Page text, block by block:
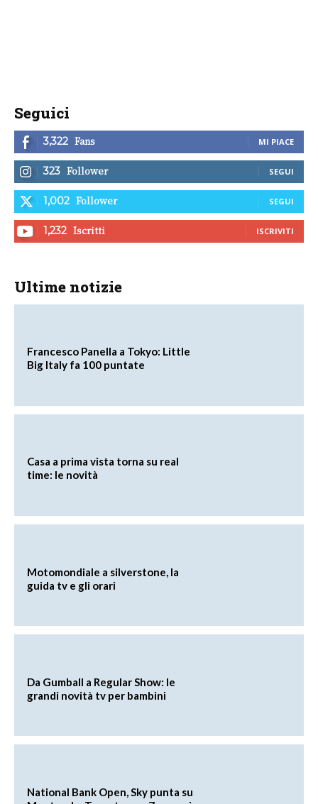
Seguici
3,322 Fans MI PIACE
323 Follower SEGUI
1,002 Follower SEGUI
1,232 Iscritti ISCRIVITI
Ultime notizie
Francesco Panella a Tokyo: Little
Big Italy fa 100 puntate
Casa a prima vista torna su real
time: le novità
Motomondiale a silverstone, la
guida tv e gli orari
Da Gumball a Regular Show: le
grandi novità tv per bambini
National Bank Open, Sky punta su